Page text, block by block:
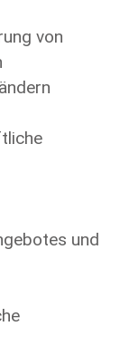
von
und